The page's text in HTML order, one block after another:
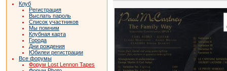
Клуб
Регистрация
Выслать пароль
Список участников
Мы помним
Клубная карта
Города
Дни рождения
Юбилеи регистрации
Все форумы
Форум Lost Lennon Tapes